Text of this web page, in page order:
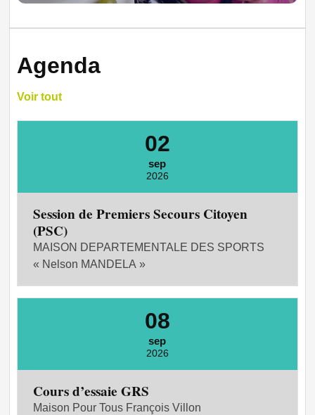
Agenda
Voir tout
02
sep
2026
Session de Premiers Secours Citoyen
(PSC)
MAISON DEPARTEMENTALE DES SPORTS
« Nelson MANDELA »
08
sep
2026
Cours d’essaie GRS
Maison Pour Tous François Villon